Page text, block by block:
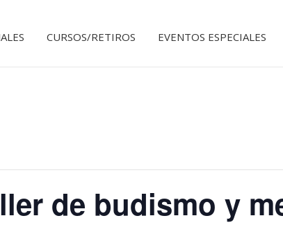
CURSOS/RETIROS EVENTOS ESPECIALES
de budismo y